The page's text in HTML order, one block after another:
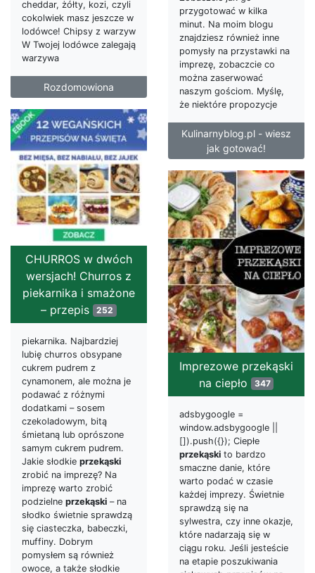
cheddar, żółty, kozi, czyli
cokolwiek masz jeszcze w
lodówce! Chipsy z warzyw
W Twojej lodówce zalegają
warzywa
Rozdomowiona
przygotować w kilka
minut. Na moim blogu
znajdziesz również inne
pomysły na przystawki na
imprezę, zobaczcie co
można zaserwować
naszym gościom. Myślę,
że niektóre propozycje
Kulinarnyblog.pl - wiesz
jak gotować!
CHURROS w dwóch
wersjach! Churros z
piekarnika i smażone
– przepis 252
piekarnika. Najbardziej
lubię churros obsypane
cukrem pudrem z
cynamonem, ale można je
podawać z różnymi
dodatkami – sosem
czekoladowym, bitą
śmietaną lub oprószone
samym cukrem pudrem.
Jakie słodkie przekąski
zrobić na imprezę? Na
imprezę warto zrobić
podzielne przekąski – na
słodko świetnie sprawdzą
się ciasteczka, babeczki,
muffiny. Dobrym
pomysłem są również
owoce, a także słodkie
Imprezowe przekąski
na ciepło
347
adsbygoogle =
window.adsbygoogle ||
[]).push({}); Ciepłe
przekąski to bardzo
smaczne danie, które
warto podać w czasie
każdej imprezy. Świetnie
sprawdzą się na
sylwestra, czy inne okazje,
które nadarzają się w
ciągu roku. Jeśli jesteście
na etapie poszukiwania